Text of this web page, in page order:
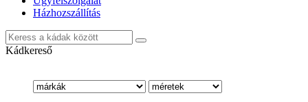
Házhozszállítás
Kádkereső